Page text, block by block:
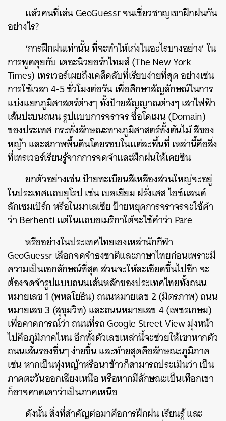
แล้วคนที่เล่น GeoGuessr จนเชี่ยวชาญเขาฝึกฝนกัน
อย่างไร?
‘การฝึกฝนเท่านั้น ที่จะทำให้เก่งในอะไรบางอย่าง’ ใน
การพูดคุยกับ เดอะนิวยอร์กไทมส์ (The New York
Times) เทรเวอร์เผยถึงเคล็ดลับที่เรียบง่ายที่สุด อย่างเช่น
การใช้เวลา 4-5 ชั่วโมงต่อวัน เพื่อศึกษาสัญลักษณ์ในการ
แบ่งแยกภูมิศาสตร์ต่างๆ ทั้งป้ายสัญญาณต่างๆ เสาไฟฟ้า
เส้นปะบนถนน รูปแบบการจราจร ชื่อโดเมน (Domain)
ของประเทศ กระทั่งลักษณะทางภูมิศาสตร์ทั้งต้นไม้ สีของ
หญ้า และสภาพพื้นดินโดยรอบในแต่ละพื้นที่ เหล่านี้คือสิ่ง
ที่เทรเวอร์เรียนรู้จากการจดจำและฝึกฝนให้เคยชิน
ยกตัวอย่างเช่น ป้ายทะเบียนสีเหลืองส่วนใหญ่จะอยู่
ในประเทศแถบยุโรป เช่น เบลเยียม ฝรั่งเศส ไอซ์แลนด์
ลักเซมเบิร์ก หรือในมาเลเซีย ป้ายหยุดการจราจรจะใช้คำ
ว่า Berhenti แต่ในแถบอเมริกาใต้จะใช้คำว่า Pare
หรืออย่างในประเทศไทยเองเหล่านักกีฬา
GeoGuessr เลือกจดจำธงชาติและภาษาไทยก่อนเพราะมี
ความเป็นเอกลักษณ์ที่สุด ส่วนจะให้ละเอียดขึ้นไปอีก จะ
ต้องจดจำรูปแบบถนนเส้นหลักของประเทศไทยทั้งถนน
หมายเลข 1 (พหลโยธิน) ถนนหมายเลข 2 (มิตรภาพ) ถนน
หมายเลข 3 (สุขุมวิท) และถนนหมายเลข 4 (เพชรเกษม)
เพื่อคาดการณ์ว่า ถนนที่รถ Google Street View มุ่งหน้า
ไปคือภูมิภาคไหน อีกทั้งตัวเลขเหล่านี้จะช่วยให้เขาหากตัว
ถนนเส้นรองอื่นๆ ง่ายขึ้น และท้ายสุดคือลักษณะภูมิภาค
เช่น หากเป็นทุ่งหญ้าหรือนาข้าวก็สามารถประเมินว่า เป็น
ภาคตะวันออกเฉียงเหนือ หรือหากมีลักษณะเป็นเทือกเขา
ก็อาจคาดเดาว่าเป็นภาคเหนือ
ดังนั้น สิ่งที่สำคัญต่อมาคือการฝึกฝน เรียนรู้ และ